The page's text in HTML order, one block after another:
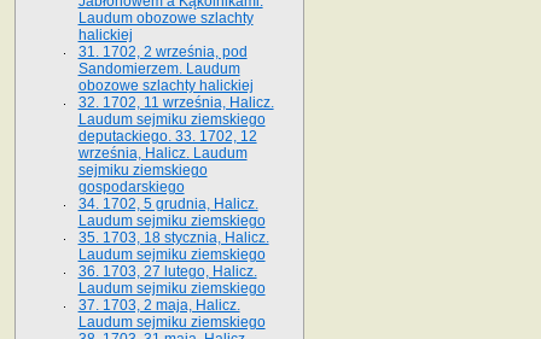
Laudum obozowe szlachty
halickiej
31. 1702, 2 września, pod
Sandomierzem. Laudum
obozowe szlachty halickiej
32. 1702, 11 września, Halicz.
Laudum sejmiku ziemskiego
deputackiego. 33. 1702, 12
września, Halicz. Laudum
sejmiku ziemskiego
gospodarskiego
34. 1702, 5 grudnia, Halicz.
Laudum sejmiku ziemskiego
35. 1703, 18 stycznia, Halicz.
Laudum sejmiku ziemskiego
36. 1703, 27 lutego, Halicz.
Laudum sejmiku ziemskiego
37. 1703, 2 maja, Halicz.
Laudum sejmiku ziemskiego